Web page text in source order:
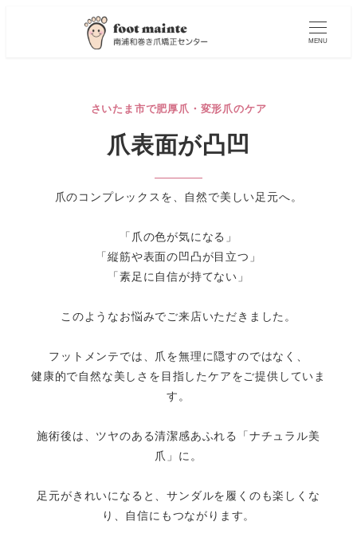
MENU
さいたま市で肥厚爪・変形爪のケア
爪表面が凸凹
爪のコンプレックスを、自然で美しい足元へ。
「爪の色が気になる」
「縦筋や表面の凹凸が目立つ」
「素足に自信が持てない」
このようなお悩みでご来店いただきました。
フットメンテでは、爪を無理に隠すのではなく、
健康的で自然な美しさを目指したケアをご提供していま
す。
施術後は、ツヤのある清潔感あふれる「ナチュラル美
爪」に。
足元がきれいになると、サンダルを履くのも楽しくな
り、自信にもつながります。